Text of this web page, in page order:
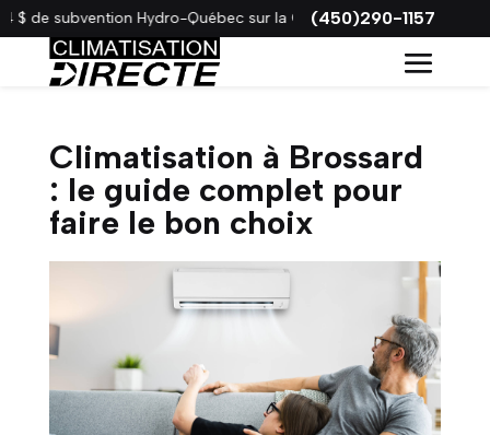
subvention Hydro-Québec sur la Gree VITA !(450)290-1157
Climatisation à Brossard
: le guide complet pour
faire le bon choix